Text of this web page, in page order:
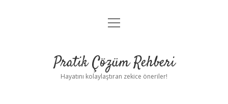
Anasayfa
Yasal Uyarı
menüyü
Pratik Çözüm Rehberi
Hayatını kolaylaştıran zekice öneriler!